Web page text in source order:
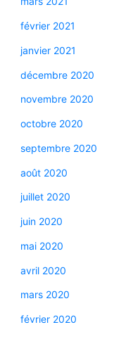
février 2021
janvier 2021
décembre 2020
novembre 2020
octobre 2020
septembre 2020
août 2020
juillet 2020
juin 2020
mai 2020
avril 2020
mars 2020
février 2020